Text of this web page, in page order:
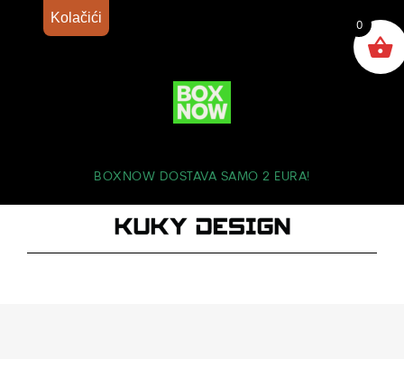
BOXNOW DOSTAVA SAMO 2 EURA!
0
Kolačići